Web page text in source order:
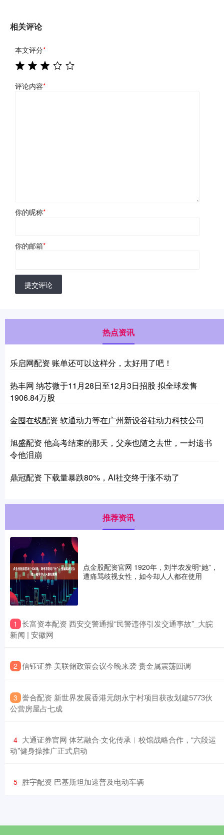
相关评论
本文评分*
评论内容*
你的昵称*
你的邮箱*
提交评论
热点资讯
乐启网配资 账单还可以这样分，太好用了吧！
热丰网 纳芯微于11月28日至12月3日招股 拟全球发售
1906.84万股
金囤在线配资 软通动力等在广州新设谷硅动力科技公司
旭盛配资 他高考结束的那天，父亲也随之去世，一封遗书
令他泪崩
鼎冠配资 下载量暴跌80%，AI社交终于涨不动了
推荐资讯
点金股配资官网 1920年，刘半农发明“她”，
遭痛骂歧视女性，如今却人人都在使用
1 ​长富资本配资 西安交警通报“民警违停引发交通事故”_大皖
新闻 | 安徽网
2 ​信钰证券 美联储政策会议今晚来袭 贵金属震荡回调
3 ​誉合配资 新世界发展香港元朗永宁村项目获改划建5773伙
公营房屋占七成
4 ​大通证券官网 体艺融合·文化传承︱校馆战略合作，“六段运
动”健身操推广正式启动
5 ​胜宇配资 巴基斯坦加速普及电动车辆